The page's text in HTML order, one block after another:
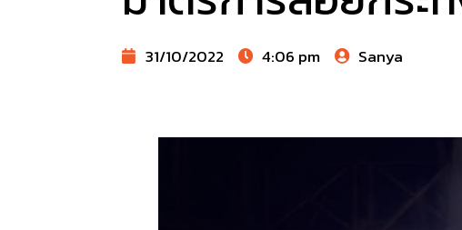
31/10/2022 4:06 pm Sanya